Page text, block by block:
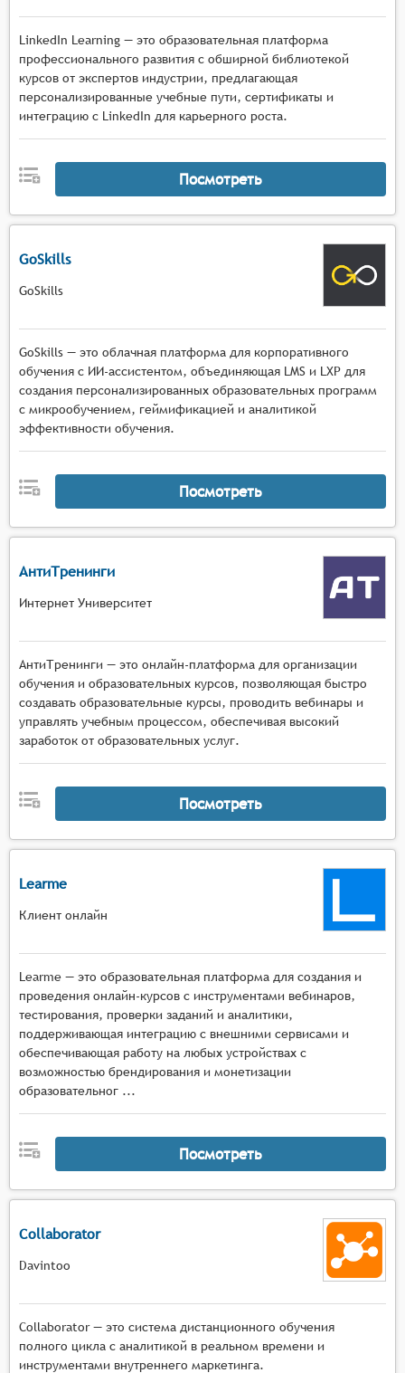
LinkedIn Learning — это образовательная платформа
профессионального развития с обширной библиотекой
курсов от экспертов индустрии, предлагающая
персонализированные учебные пути, сертификаты и
интеграцию с LinkedIn для карьерного роста.
Посмотреть
GoSkills
GoSkills
GoSkills — это облачная платформа для корпоративного
обучения с ИИ-ассистентом, объединяющая LMS и LXP для
создания персонализированных образовательных программ
с микрообучением, геймификацией и аналитикой
эффективности обучения.
Посмотреть
АнтиТренинги
Интернет Университет
АнтиТренинги — это онлайн-платформа для организации
обучения и образовательных курсов, позволяющая быстро
создавать образовательные курсы, проводить вебинары и
управлять учебным процессом, обеспечивая высокий
заработок от образовательных услуг.
Посмотреть
Learme
Клиент онлайн
Learme — это образовательная платформа для создания и
проведения онлайн-курсов с инструментами вебинаров,
тестирования, проверки заданий и аналитики,
поддерживающая интеграцию с внешними сервисами и
обеспечивающая работу на любых устройствах с
возможностью брендирования и монетизации
образовательног ...
Посмотреть
Collaborator
Davintoo
Collaborator — это система дистанционного обучения
полного цикла с аналитикой в реальном времени и
инструментами внутреннего маркетинга.